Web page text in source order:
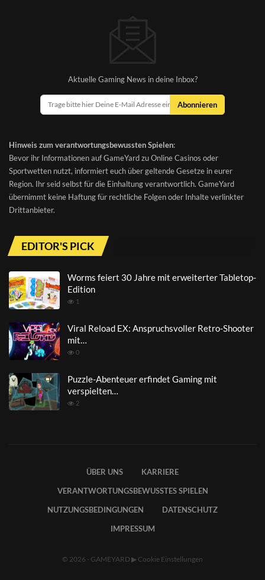
Aktuelle Gaming News in deine Inbox?
Abonnieren
Hinweis zum verantwortungsbewussten Spielen:
Bevor ihr Informationen auf GameYard zu Online Casinos oder
Sportwetten nutzt, informiert euch über geltende Gesetze in eurer
Region. Ihr seid selbst für die Einhaltung verantwortlich. GameYard
übernimmt keine Haftung für rechtliche Folgen oder Inhalte verlinkter
Drittanbieter.
EDITOR'S PICK
Worms feiert 30 Jahre mit erweiterter Tabletop-
Edition
1
Viral Reload EX: Anspruchsvoller Retro-Shooter
mit…
0
Puzzle-Abenteuer erfindet Gaming mit
verspielten…
2
ÜBER UNS
KARRIERE
VERANTWORTUNGSBEWUSSTES SPIELEN
NUTZUNGSBEDINGUNGEN
DATENSCHUTZ
IMPRESSUM
© 2026 - GAMEYARD ▶ Cookie Einstellungen